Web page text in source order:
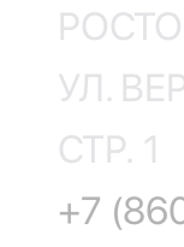
УЛ.
СТР. 1
+7